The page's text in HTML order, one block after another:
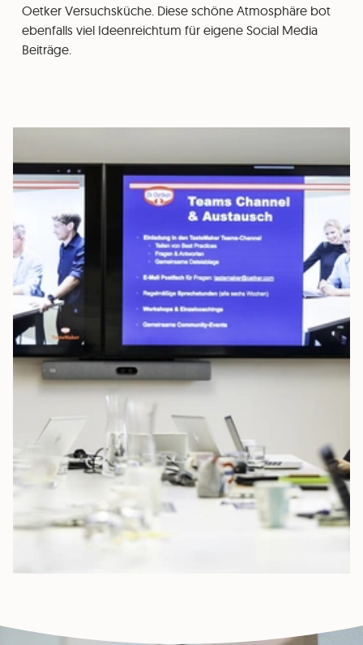
Oetker Versuchsküche. Diese schöne Atmosphäre bot
ebenfalls viel Ideenreichtum für eigene Social Media
Beiträge.